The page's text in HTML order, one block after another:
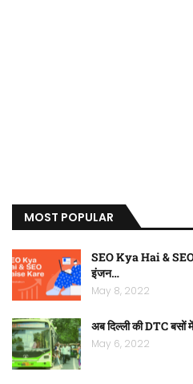
MOST POPULAR
SEO Kya Hai &
इंजन…
May 8, 2022
अब दिल्ली की DTC बसों
May 6, 2022